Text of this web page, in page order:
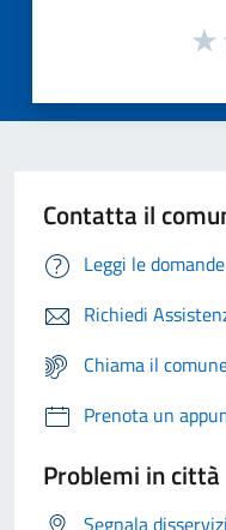
Contatta il
Leggi le
Richiedi
Chiama il
Prenota un
Problemi in città